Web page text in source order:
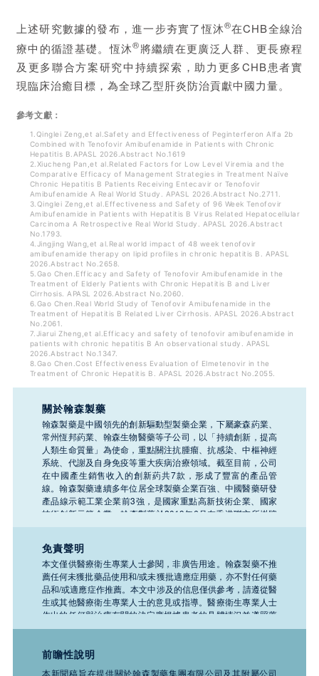
該研究首次在大樣本真實世界中明確了恆沐
較恩
替卡韋在降低LLV風險方面的優勢，並首次提出：
對於ETV治療后出現LLV的患者，“加用恆沐
為LLV者，應探索其他聯合方案而非簡單加用
ETV。這一發現對臨床個體化治療具有重要指導意
義。
上述研究數據的發布，進一步夯實了恆沐®在CHB全線治
療中的循證基礎。恆沐®將繼續在更廣泛人群、更長療程
及更多聯合方案研究中持續探索，助力更多CHB患者實
現臨床治癒目標，為全球乙型肝炎防治貢獻中國力量。
參考文獻：
1.Qinglei Zeng,et al.Safety and Effectiveness of Peginterferon Alfa 2b
Combined with Tenofovir Amibufenamide in Patients with Chronic
Hepatitis B.APASL 2026.Abstract No.1619
2.Xiucheng Pan,et al.Related Factors for Low Level Viremia and the
Comparative Efficacy of Management Strategies in Treatment Naïve
Chronic Hepatitis B Patients Receiving Entecavir or Tenofovir
Amibufenamide A Real World Study. APASL 2026.Abstract No.2711.
3.Qinglei Zeng,et al.Effectiveness and Safety of 96 Week Tenofovir
Amibufenamide in Patients with Hepatitis B Virus Related Hepatocellular
Carcinoma A Retrospective Real World Study. APASL 2026.Abstract
No.1793.
4.Jingjing Wang,et al.Real world impact of 48 week tenofovir
amibufenamide therapy on lipid profiles in chronic hepatitis B. APASL
2026.Abstract No.2658.
5.Gao Chen.Efficacy and Safety of Tenofovir Amibufenamide in the
Treatment of Elderly Patients with Chronic Hepatitis B and Liver
Cirrhosis. APASL 2026.Abstract No.2060.
6.Gao Chen.Real World Study of Tenofovir Amibufenamide in the
Treatment of Hepatitis B Related Liver Cirrhosis. APASL 2026.Abstract
No.2061.
7.Jiarui Zheng,et al.Efficacy and safety of tenofovir amibufenamide in
patients with chronic hepatitis B An observational study. APASL
2026.Abstract No.1347.
8.Gao Chen.Cost Effectiveness Evaluation of Elmetenovir in the
Treatment of Chronic Hepatitis B. APASL 2026.Abstract No.2055.
關於翰森製藥
翰森製藥是中國領先的創新驅動型製藥企業，下屬豪森葯業、
常州恆邦葯業、翰森生物醫藥等子公司，以「持續創新，提高
人類生命質量」為使命，重點關注抗腫瘤、抗感染、中樞神經
系統、代謝及自身免疫等重大疾病治療領域。截至目前，公司
在中國產生銷售收入的創新葯共7款，形成了豐富的產品管
線。翰森製藥連續多年位居全球製藥企業百強、中國醫藥研發
產品線示範工業企業前3強，是國家重點高新技術企業、國家
技術創新示範企業。翰森製藥於2019年6月在香港聯交所掛牌
免責聲明
本文僅供醫療衛生專業人士參閱，非廣告用途。翰森製藥不推
薦任何未獲批藥品使用和/或未獲批適應症用藥，亦不對任何藥
品和/或適應症作推薦。本文中涉及的信息僅供參考，請遵從醫
生或其他醫療衛生專業人士的意見或指導。醫療衛生專業人士
作出的任何與治療有關的決定應根據患者的具體情況並遵照藥
品說明書。如需了解公司任何產品、醫療或疾病的相關信息，
前瞻性說明